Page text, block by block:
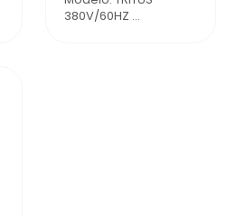
380V/60HZ ...